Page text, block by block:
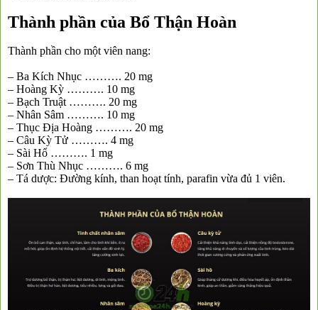
Thành phần của Bổ Thận Hoàn
Thành phần cho một viên nang:
– Ba Kích Nhục ………. 20 mg
– Hoàng Kỳ ………. 10 mg
– Bạch Truật ………. 20 mg
– Nhân Sâm ………. 10 mg
– Thục Địa Hoàng ………. 20 mg
– Câu Kỳ Tử ………. 4 mg
– Sài Hổ ………. 1 mg
– Sơn Thù Nhục ………. 6 mg
– Tá dược: Đường kính, than hoạt tính, parafin vừa đủ 1 viên.